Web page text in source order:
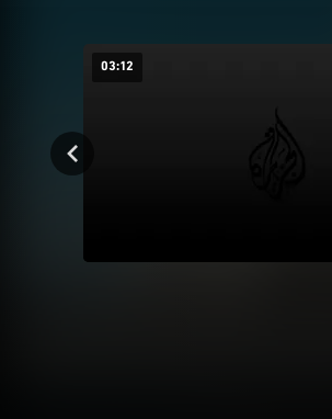
03:12